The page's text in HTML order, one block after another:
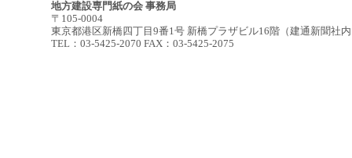
地方建設専門紙の会 事務局
〒105-0004
東京都港区新橋四丁目9番1号 新橋プラザビル16階（建通新聞社
TEL：03-5425-2070 FAX：03-5425-2075